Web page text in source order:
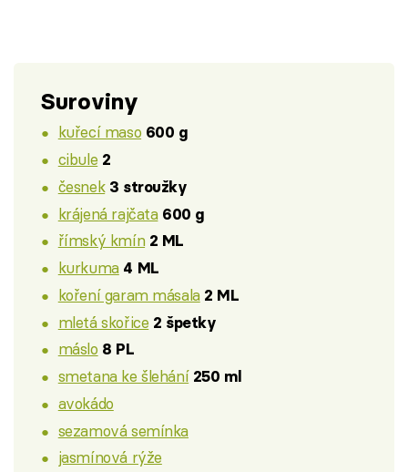
Suroviny
kuřecí maso 600 g
cibule 2
česnek 3 stroužky
krájená rajčata 600 g
římský kmín 2 ML
kurkuma 4 ML
koření garam másala 2 ML
mletá skořice 2 špetky
máslo 8 PL
smetana ke šlehání 250 ml
avokádo
sezamová semínka
jasmínová rýže